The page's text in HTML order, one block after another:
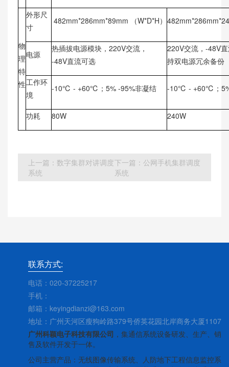
物
理
特
性
外形尺
寸
482mm*286mm*89mm （W*D*H）
电源
热插拔电源模块，220V交流，
-48V直流可选
220V交流，-48V
持双电源冗余备份
工作环
境
-10℃ - +60℃；5% -95%非凝结 -10℃ - +60℃；
功耗 80W 240W
上一篇： 数字集群对讲调度
系统
下一篇： 公网手机集群调度
系统
联系方式:
电话：020-37225217
手机：
邮箱：keyingdianzi@163.com
地址：广州天河区瘦狗岭路379号侨英花园北岸商务大厦1107
广州科颖电子科技有限公司 ，集通信系统设备研发、生产、销
售及软件开发于一体。
公司主营产品：无线图像传输系统、人防地下工程信息监控系